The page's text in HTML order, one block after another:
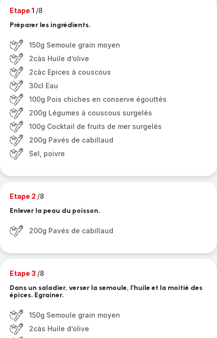
Etape 1 /8
Préparer les ingrédients.
150g Semoule grain moyen
2càs Huile d’olive
2càc Epices à couscous
30cl Eau
100g Pois chiches en conserve égouttés
200g Légumes à couscous surgelés
100g Cocktail de fruits de mer surgelés
200g Pavés de cabillaud
Sel, poivre
Etape 2 /8
Enlever la peau du poisson.
200g Pavés de cabillaud
Etape 3 /8
Dans un saladier, verser la semoule, l’huile et la moitié des
épices. Egrainer.
150g Semoule grain moyen
2càs Huile d’olive